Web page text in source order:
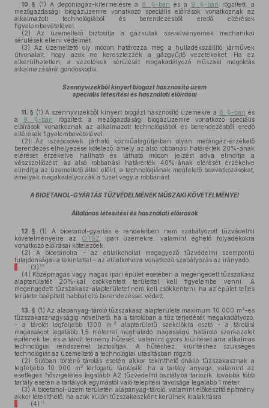
10. § (1) A depóniagáz-kitermelésre a 8. §-ban és a 9. §-ban
rögzített, a
mezőgazdasági biogázüzemre vonatkozó speciális előírások vonatkoznak az
alkalmazott technológiából és berendezésből eredő eltérések
figyelembevételével.
(2) Az üzemeltető biztosítja a gázkutak szerelvényeinek mechanikai
sérülések elleni védelmét.
(3) Az üzemeltető oly módon határozza meg a hulladékszállító járművek
útvonalait, hogy azok ne keresztezzék a gázgyűjtő vezetékeket. Ha ez
elkerülhetetlen, a vezetékek sérülését megakadályozó műszaki megoldás
alkalmazásáról gondoskodik.
Szennyvizekből kinyert biogázt hasznosító üzem
speciális létesítési és használati előírásai
11. § (1) A szennyvizekből kinyert biogázt hasznosító üzemekre a 8. §-ban és
a
9. §-ban rögzített, a mezőgazdasági biogázüzemre vonatkozó speciális
előírások vonatkoznak az alkalmazott technológiából és berendezésből eredő
eltérések figyelembevételével.
(2) Az iszapcsövek járható közműalagútjaiban olyan metángáz-érzékelő
berendezés elhelyezése kötelező, amely az alsó robbanási határérték 20%-ának
elérését érzékelve hallható és látható módon jelzést adva elindítja a
vészszellőzést; az alsó robbanási határérték 40%-ának elérését érzékelve
elindítja az üzemeltető által előírt, a technológiának megfelelő beavatkozásokat,
amelyek megakadályozzák a tüzet vagy a robbanást.
A BIOETANOL-GYÁRTÁS TŰZVÉDELMÉNEK MŰSZAKI KÖVETELMÉNYEI
Általános létesítési és használati előírások
12. § (1)
A bioetanol-gyártás e rendeletben nem szabályozott tűzvédelmi
követelményeire az
OTSZ ipari üzemekre, valamint éghető folyadékokra
vonatkozó előírásai kötelezőek.
(2) A bioetanolra – az etilalkohollal megegyező tűzvédelmi szempontú
tulajdonságaira tekintettel – az etilalkoholra vonatkozó szabályozás az irányadó.
(3) 10
(4) Középmagas vagy magas ipari épület esetében a megengedett tűzszakasz
alapterületét 20%-kal csökkentett területtel kell figyelembe venni. A
megengedett tűzszakasz-alapterületet nem kell csökkenteni, ha az épület teljes
területe beépített habbal oltó berendezéssel védett.
13. § (1) Az alapanyag-tároló tűzszakasz alapterülete maximum 10 000 m2-es
tűzszakasznagyságig növelhető, ha a tárolóban a tűz terjedését megakadályozó,
– a tárolót legfeljebb 1300 m 2
alapterületű szekciókra osztó – a tárolási
magasságot legalább 1,5 méterrel meghaladó magasságú határoló szerkezetet
építenek be, és a tárolt termény hűtését, valamint gyors kiürítését arra alkalmas
technológiai rendszerrel biztosítják. A hűtéshez, kiürítéshez szükséges
technológiát az üzemeltető a technológiai utasításban rögzíti.
(2) Silóban történő tárolás esetén akkor tekinthető önálló tűzszakasznak a
legfeljebb 10 000 m 3térfogatú tárolósiló, ha a tartály anyaga, valamint az
esetleges hőszigetelés legalább A2 tűzvédelmi osztályba tartozik, továbbá több
tartály esetén a tartályok egymástól való telepítési távolsága legalább 1 méter.
(3) A bioetanol-üzem területén alapanyag-tároló, valamint előkészítő építmény
akkor létesíthető, ha azok külön tűzszakaszként kerülnek kialakításra.
(4) 11